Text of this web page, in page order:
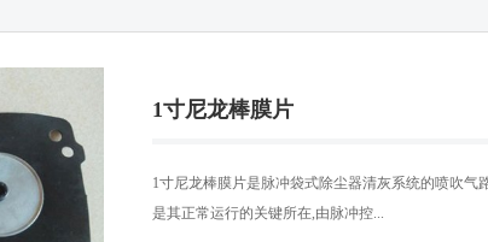
1寸尼龙棒膜片
1寸尼龙棒膜片是脉冲袋式除尘器清灰系统的喷吹气
是其正常运行的关键所在,由脉冲控...